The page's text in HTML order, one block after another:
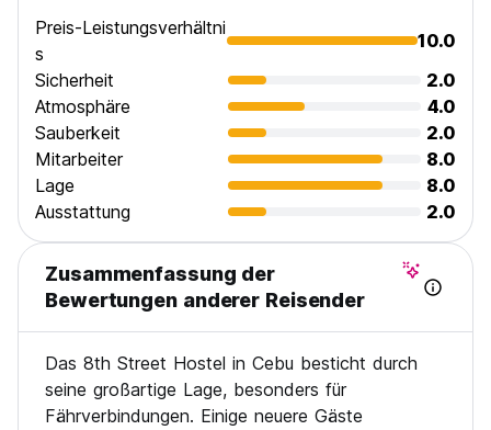
Preis-Leistungsverhältni
s
10.0
Sicherheit
2.0
Atmosphäre
4.0
Sauberkeit
2.0
Mitarbeiter
8.0
Lage
8.0
Ausstattung
2.0
Zusammenfassung der
Bewertungen anderer Reisender
Das 8th Street Hostel in Cebu besticht durch
seine großartige Lage, besonders für
Fährverbindungen. Einige neuere Gäste